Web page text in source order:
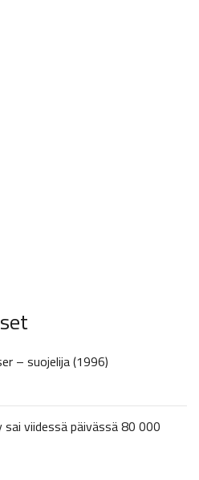
– suojelija (1996)
sai viidessä päivässä 80 000